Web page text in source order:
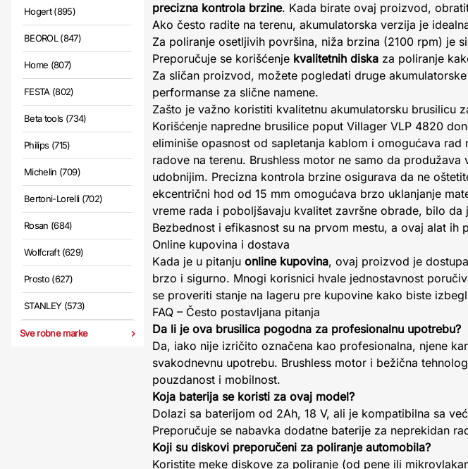
Hogert (895)
BEOROL (847)
Home (807)
FESTA (802)
Beta tools (734)
Philips (715)
Michelin (709)
Bertoni-Lorelli (702)
Rosan (684)
Wolfcraft (629)
Prosto (627)
STANLEY (573)
Sve robne marke
precizna kontrola brzine. Kada birate ovaj proizvod,
Ako često radite na terenu, akumulatorska verzija je
Za poliranje osetljivih površina, niža brzina (2100 rpm) je
Preporučuje se korišćenje kvalitetnih diska za poliranje
Za sličan proizvod, možete pogledati druge
performanse za slične namene.
Zašto je važno koristiti kvalitetnu akumulatorsku brusilicu
Korišćenje napredne brusilice poput Villager VLP 4820
eliminiše opasnost od sapletanja kablom i omogućava
radove na terenu. Brushless motor ne samo da
udobnijim. Precizna kontrola brzine osigurava da ne
ekcentrični hod od 15 mm omogućava brzo uklanjanje
vreme rada i poboljšavaju kvalitet završne obrade, bilo
Bezbednost i efikasnost su na prvom mestu, a ovaj alat ih
Online kupovina i dostava
Kada je u pitanju online kupovina, ovaj proizvod je
brzo i sigurno. Mnogi korisnici hvale jednostavnost
se proveriti stanje na lageru pre kupovine kako biste
FAQ – Često postavljana pitanja
Da li je ova brusilica pogodna za profesionalnu upotrebu?
Da, iako nije izričito označena kao profesionalna, njene
svakodnevnu upotrebu. Brushless motor i bežična
pouzdanost i mobilnost.
Koja baterija se koristi za ovaj model?
Dolazi sa baterijom od 2Ah, 18 V, ali je kompatibilna sa
Preporučuje se nabavka dodatne baterije za neprekidan
Koji su diskovi preporučeni za poliranje automobila?
Koristite meke diskove za poliranje (od pene ili